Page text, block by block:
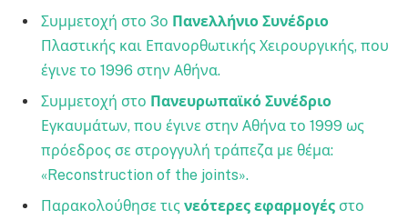
Συμμετοχή στο 3ο Πανελλήνιο Συνέδριο
Πλαστικής και Επανορθωτικής Χειρουργικής, που
έγινε το 1996 στην Αθήνα.
Συμμετοχή στο Πανευρωπαϊκό Συνέδριο
Εγκαυμάτων, που έγινε στην Αθήνα το 1999 ως
πρόεδρος σε στρογγυλή τράπεζα με θέμα:
«Reconstruction of the joints».
Παρακολούθησε τις νεότερες εφαρμογές στο